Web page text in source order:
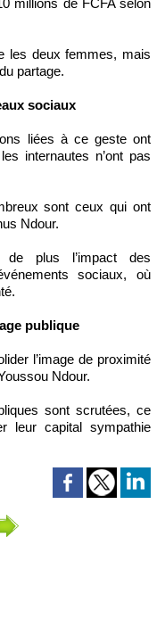
millions de FCFA selon
les deux femmes, mais
partage.
sociaux
liées à ce geste ont
internautes n’ont pas
sont ceux qui ont
Ndour.
plus l’impact des
sociaux, où
publique
l’image de proximité
Ndour.
sont scrutées, ce
leur capital sympathie